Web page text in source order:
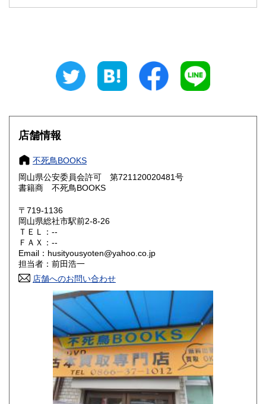
埼玉県 千葉県
300円 富山県
300円 福井県
300円 300円
岐阜県
愛知県
滋賀県 300円
大阪府 300円
奈良県
鳥取県
300円 広島県
300円 徳島県
300円 愛媛県
300円 福岡県
300円 長崎県
店舗情報
不死鳥BOOKS
岡山県公安委員会許可 第721120020481号
書籍商 不死鳥BOOKS
〒719-1136
岡山県総社市駅前2-8-26
ＴＥＬ：--
ＦＡＸ：--
Email：husityousyoten@yahoo.co.jp
担当者：前田浩一
店舗へのお問い合わせ